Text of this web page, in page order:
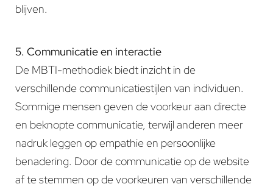
blijven.
5. Communicatie en interactie
De MBTI-methodiek biedt inzicht in de
verschillende communicatiestijlen van individuen.
Sommige mensen geven de voorkeur aan directe
en beknopte communicatie, terwijl anderen meer
nadruk leggen op empathie en persoonlijke
benadering. Door de communicatie op de website
af te stemmen op de voorkeuren van verschillende